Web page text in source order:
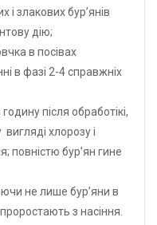
злакових бур’янів
дію;
в посівах
в фазі 2-4 справжніх
після обработікі,
хлорозу і
повністю бур’ян гине
не лише бур’яни в
проростають з насіння.